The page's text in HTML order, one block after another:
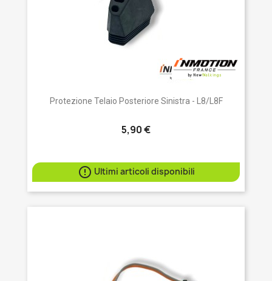
Protezione Telaio Posteriore Sinistra - L8/L8F
5,90 €
 Ultimi articoli disponibili